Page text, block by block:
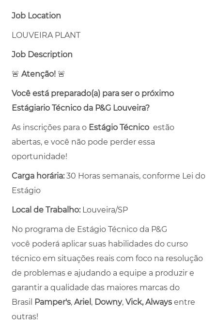
Job Location
LOUVEIRA PLANT
Job Description
🚨 Atenção! 🚨
Você está preparado(a) para ser o próximo
Estágiario Técnico da P&G Louveira?
As inscrições para o Estágio Técnico estão
abertas, e você não pode perder essa
oportunidade!
Carga horária:30 Horas semanais, conforme Lei do
Estágio
Local de Trabalho: Louveira/SP
No programa de Estágio Técnico da P&G
você poderá aplicar suas habilidades do curso
técnico em situações reais com foco na resolução
de problemas e ajudando a equipe a produzir e
garantir a qualidade das maiores marcas do
Brasil Pamper's, Ariel , Downy, Vick, Always entre
outras!